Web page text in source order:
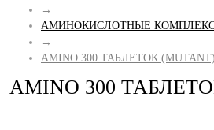
→
АМИНОКИСЛОТНЫЕ
→
AMINO 300 ТАБЛЕТОК (MUTANT)
AMINO 300